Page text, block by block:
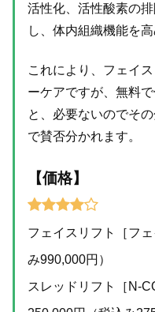
活性化、活性酸素の
し、体内組織機能を高
これにより、フェイ
ーケアですが、無料
と、必要ないのでそ
で賛否分かれます。
【価格】
フェイスリフト［フ
み990,000円）
スレッドリフト［N-